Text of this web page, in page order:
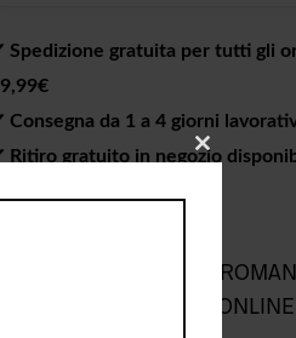
Spedizione gratuita per tutti gli
Consegna da 1 a 4 giorni
Ritiro gratuito in negozio
I PREZZI DEL NEGOZIO
DIVERSI DAL NEGOZIO ONLINE
CLOSE